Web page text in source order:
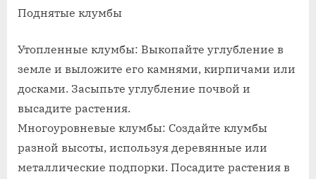
Поднятые клумбы
Утопленные клумбы: Выкопайте углубление в
земле и выложите его камнями, кирпичами или
досками. Засыпьте углубление почвой и
высадите растения.
Многоуровневые клумбы: Создайте клумбы
разной высоты, используя деревянные или
металлические подпорки. Посадите растения в